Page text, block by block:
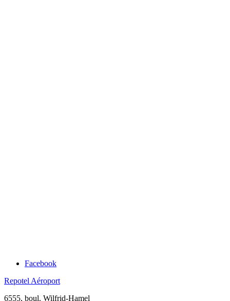
Facebook
Repotel Aéroport
6555, boul. Wilfrid-Hamel